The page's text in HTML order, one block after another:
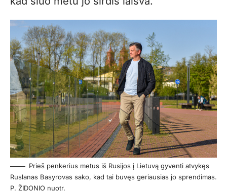
Prieš penkerius metus iš Rusijos į Lietuvą gyventi atvykęs
Ruslanas Basyrovas sako, kad tai buvęs geriausias jo sprendimas.
P. ŽIDONIO nuotr.